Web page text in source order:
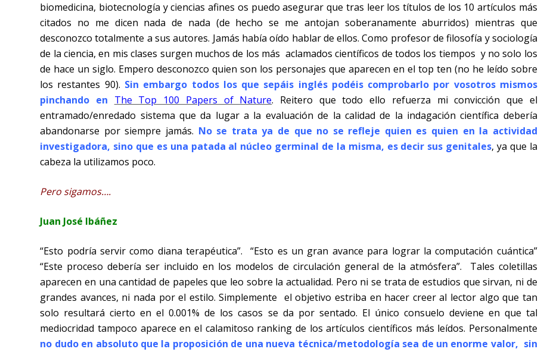
biomedicina, biotecnología y ciencias afines os puedo asegurar que tras leer los títulos de los 10 artículos más
citados no me dicen nada de nada (de hecho se me antojan soberanamente aburridos) mientras que
desconozco totalmente a sus autores. Jamás había oído hablar de ellos. Como profesor de filosofía y sociología
de la ciencia, en mis clases surgen muchos de los más aclamados científicos de todos los tiempos y no solo los
de hace un siglo. Empero desconozco quien son los personajes que aparecen en el top ten (no he leído sobre
los restantes 90). Sin embargo todos los que sepáis inglés podéis comprobarlo por vosotros mismos
pinchando en The Top 100 Papers of Nature. Reitero que todo ello refuerza mi convicción que el
entramado/enredado sistema que da lugar a la evaluación de la calidad de la indagación científica debería
abandonarse por siempre jamás. No se trata ya de que no se refleje quien es quien en la actividad
investigadora, sino que es una patada al núcleo germinal de la misma, es decir sus genitales, ya que la
cabeza la utilizamos poco.
Pero sigamos….
Juan José Ibáñez
“Esto podría servir como diana terapéutica”.“Esto es un gran avance para lograr la computación cuántica”
“Este proceso debería ser incluido en los modelos de circulación general de la atmósfera”.
Tales coletillas
aparecen en una cantidad de papeles que leo sobre la actualidad. Pero ni se trata de estudios que sirvan, ni de
grandes avances, ni nada por el estilo. Simplemente el objetivo estriba en hacer creer al lector algo que tan
solo resultará cierto en el 0.001% de los casos se da por sentado. El único consuelo deviene en que tal
mediocridad tampoco aparece en el calamitoso ranking de los artículos científicos más leídos. Personalmente
no dudo en absoluto que la proposición de una nueva técnica/metodología sea de un enorme valor, sin